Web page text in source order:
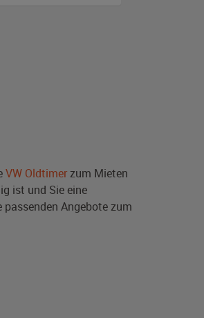
VW Oldtimer zum Mieten
ist und Sie eine
Angebote zum